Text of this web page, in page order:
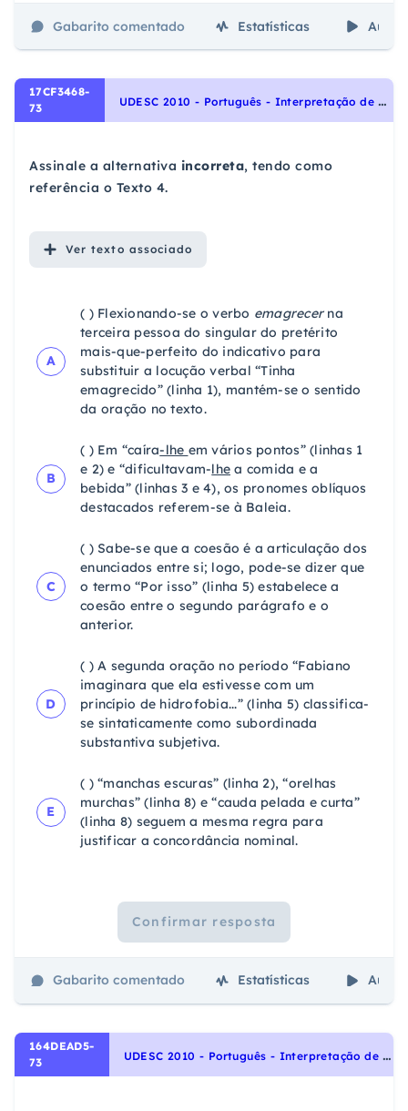
Gabarito comentado Estatísticas Aulas
17CF3468-
73
U
DESC 2010 - Português - Interpretação de Textos, Análise sintática, Coesão e coerência, Sintaxe, Concordância verbal, Concordância nominal
Assinale a alternativa incorreta, tendo como
referência o Texto 4.
Ver texto associado
A
( ) Flexionando-se o verbo emagrecer na
terceira pessoa do singular do pretérito
mais-que-perfeito do indicativo para
substituir a locução verbal “Tinha
emagrecido” (linha 1), mantém-se o sentido
da oração no texto.
B
( ) Em “caíra-lhe em vários pontos” (linhas 1
e 2) e “dificultavam-lhe a comida e a
bebida” (linhas 3 e 4), os pronomes oblíquos
destacados referem-se à Baleia.
C
( ) Sabe-se que a coesão é a articulação dos
enunciados entre si; logo, pode-se dizer que
o termo “Por isso” (linha 5) estabelece a
coesão entre o segundo parágrafo e o
anterior.
D
( ) A segunda oração no período “Fabiano
imaginara que ela estivesse com um
princípio de hidrofobia...” (linha 5) classifica-
se sintaticamente como subordinada
substantiva subjetiva.
E
( ) “manchas escuras” (linha 2), “orelhas
murchas” (linha 8) e “cauda pelada e curta”
(linha 8) seguem a mesma regra para
justificar a concordância nominal.
Confirmar resposta
Gabarito comentado Estatísticas Aulas
164DEAD5-
73
U
DESC 2010 - Português - Interpretação de Textos